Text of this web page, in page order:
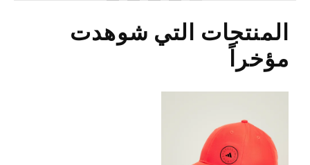
المنتجات التي شوهدت
مؤخراً